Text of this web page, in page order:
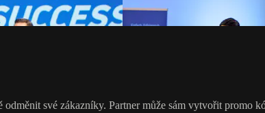
odměnit své zákazníky. Partner může sám vytvořit